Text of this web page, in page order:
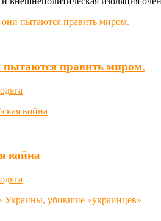
пытаются править миром.
война